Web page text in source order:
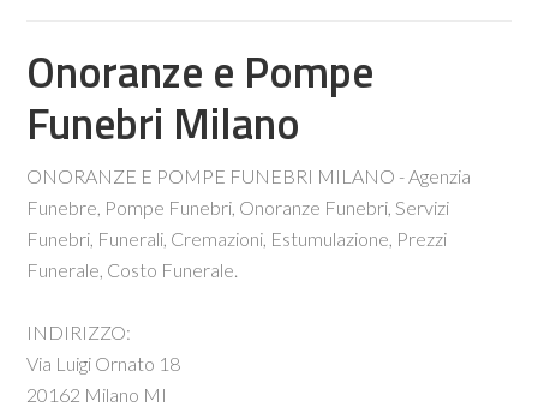
Onoranze e Pompe
Funebri Milano
ONORANZE E POMPE FUNEBRI MILANO - Agenzia
Funebre, Pompe Funebri, Onoranze Funebri, Servizi
Funebri, Funerali, Cremazioni, Estumulazione, Prezzi
Funerale, Costo Funerale.
INDIRIZZO:
Via Luigi Ornato 18
20162 Milano MI